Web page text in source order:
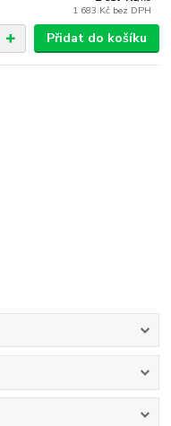
1 683 Kč bez DPH
Přidat do košíku